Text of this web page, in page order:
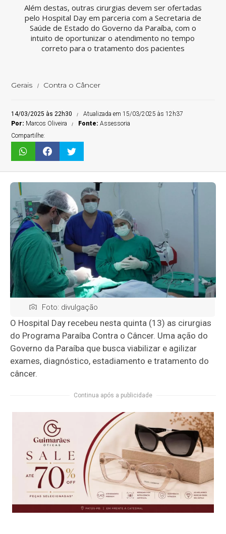
Além destas, outras cirurgias devem ser ofertadas
pelo Hospital Day em parceria com a Secretaria de
Saúde de Estado do Governo da Paraíba, com o
intuito de oportunizar o atendimento no tempo
correto para o tratamento dos pacientes
Gerais Contra o Câncer
14/03/2025 às 22h30
Atualizada em 15/03/2025 às 12h37
Por: Marcos Oliveira Fonte:Assessoria
Compartilhe:
Foto: divulgação
O Hospital Day recebeu nesta quinta (13) as cirurgias
do Programa Paraíba Contra o Câncer. Uma ação do
Governo da Paraíba que busca viabilizar e agilizar
exames, diagnóstico, estadiamento e tratamento do
câncer.
Continua após a publicidade